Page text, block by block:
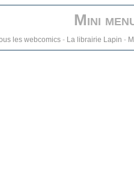
Mini
les webcomics- La librairie Lapin -